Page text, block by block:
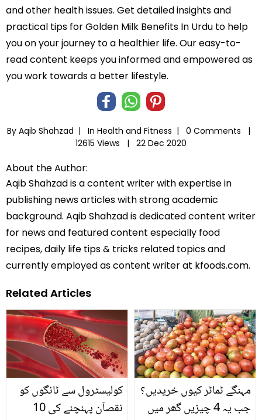
and other health issues. Get detailed insights and
practical tips for Golden Milk Benefits In Urdu to help
you on your journey to a healthier life. Our easy-to-
read content keeps you informed and empowered as
you work towards a better lifestyle.
By Aqib Shahzad | In Health and Fitness |
0 Comments |
12615 Views |
22 Dec 2020
About the Author:
Aqib Shahzad is a content writer with expertise in
publishing news articles with strong academic
background. Aqib Shahzad is dedicated content writer
for news and featured content especially food
recipes, daily life tips & tricks related topics and
currently employed as content writer at kfoods.com.
Related Articles
کولیسٹرول سے ٹانگوں کو
نقصآن پہنچنے کی 10
مہنگے ٹماٹر کیوں خریدیں؟
جب یہ 4 چیزیں گھر میں